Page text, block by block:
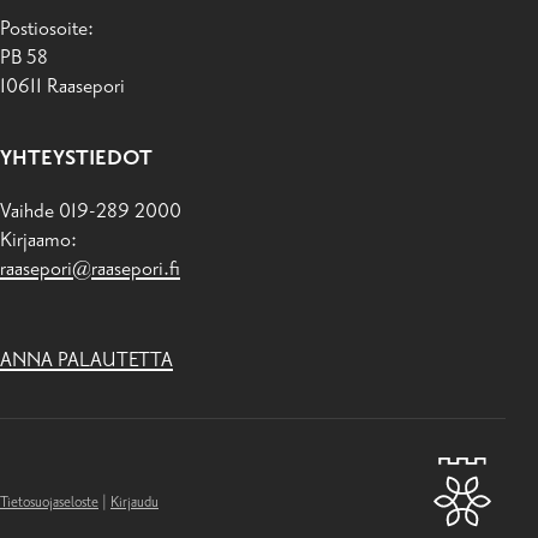
Postiosoite:
PB 58
10611 Raasepori
YHTEYSTIEDOT
Vaihde 019-289 2000
Kirjaamo:
raasepori@raasepori.fi
ANNA PALAUTETTA
Tietosuojaseloste Kirjaudu